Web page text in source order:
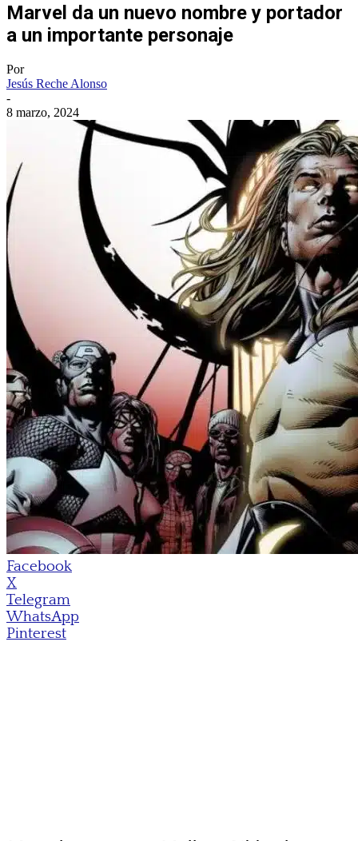
Marvel da un nuevo nombre y portador
a un importante personaje
Por
Jesús Reche Alonso
-
8 marzo, 2024
Facebook
X
Telegram
WhatsApp
Pinterest